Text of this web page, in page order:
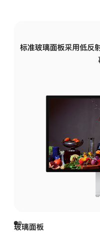
标准玻璃面板采用低反
玻璃面板